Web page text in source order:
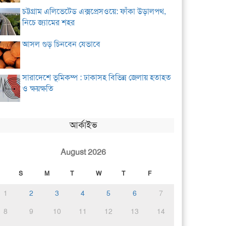
চট্টগ্রাম এলিভেটেড এক্সপ্রেসওয়ে: ফাঁকা উড়ালপথ,
নিচে জ্যামের শহর
আসল গুড় চিনবেন যেভাবে
সারাদেশে ভূমিকম্প : ঢাকাসহ বিভিন্ন জেলায় হতাহত
ও ক্ষয়ক্ষতি
আর্কাইভ
August 2026
S M T W T F
1 2 3 4 5 6
7
8
9 10 11 12 13
14